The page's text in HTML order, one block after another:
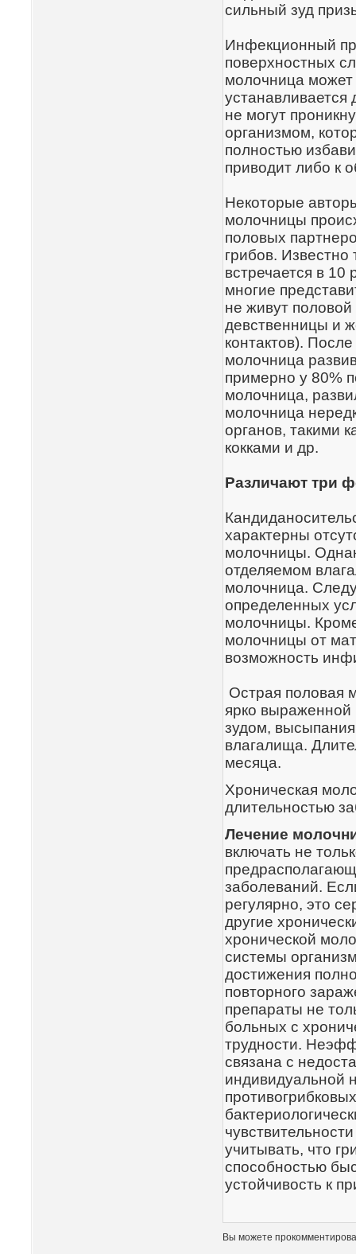
сильный зуд
Инфекционный
поверхностных
молочница может
не могут
организмом,
полностью
приводит либо к
Некоторые
молочницы
половых
грибов.
встречается в
многие
не живут
девственницы и
контактов).
молочница
примерно у 80%
молочница,
молочница
органов, такими
кокками и др.
Различают три
характерны
молочницы.
отделяемом
молочница.
определенных
молочницы.
молочницы от
возможность
Острая половая
ярко выраженной
зудом,
влагалища.
месяца.
Хроническая
длительностью
Лечение
включать не
заболеваний.
регулярно, это
другие
хронической
системы
достижения
повторного
препараты не
больных с
трудности.
связана с
индивидуальной
учитывать, что
способностью
устойчивость к
Вы можете